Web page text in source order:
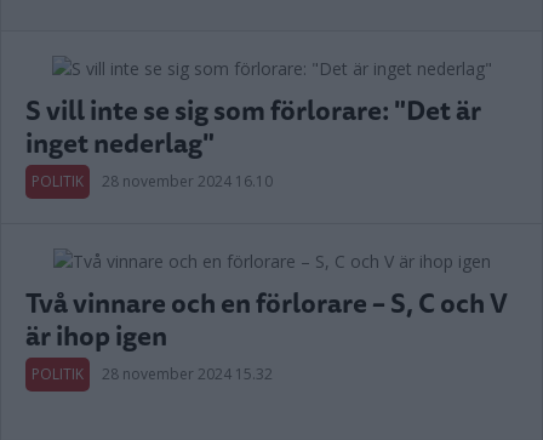
S vill inte se sig som förlorare: "Det är
inget nederlag"
POLITIK 28 november 2024 16.10
Två vinnare och en förlorare – S, C och V
är ihop igen
POLITIK 28 november 2024 15.32